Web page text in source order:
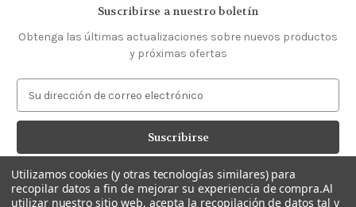
Suscribirse a nuestro boletín
Obtenga las últimas actualizaciones sobre nuevos productos
y próximas ofertas
r
c
c
i
ó
Con la tecnología deBigCommerce
© 2026 Geloco Regalos
Utilizamos cookies (y otras tecnologías similares) para
recopilar datos a fin de mejorar su experiencia de compra.Al
utilizar nuestro sitio web, acepta la recopilación de datos tal y